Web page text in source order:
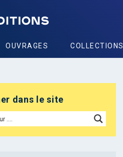
OUVRAGES COLLECTIONS
dans le site